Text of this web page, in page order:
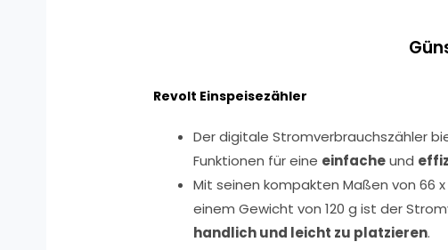
Revolt Einspeisezähler
Der digitale Stromverbrauchszähler
Funktionen für eine einfacheund
Mit seinen kompakten Maßen von 66 x
einem Gewicht von 120 g ist der
handlich und leicht zu platzieren.